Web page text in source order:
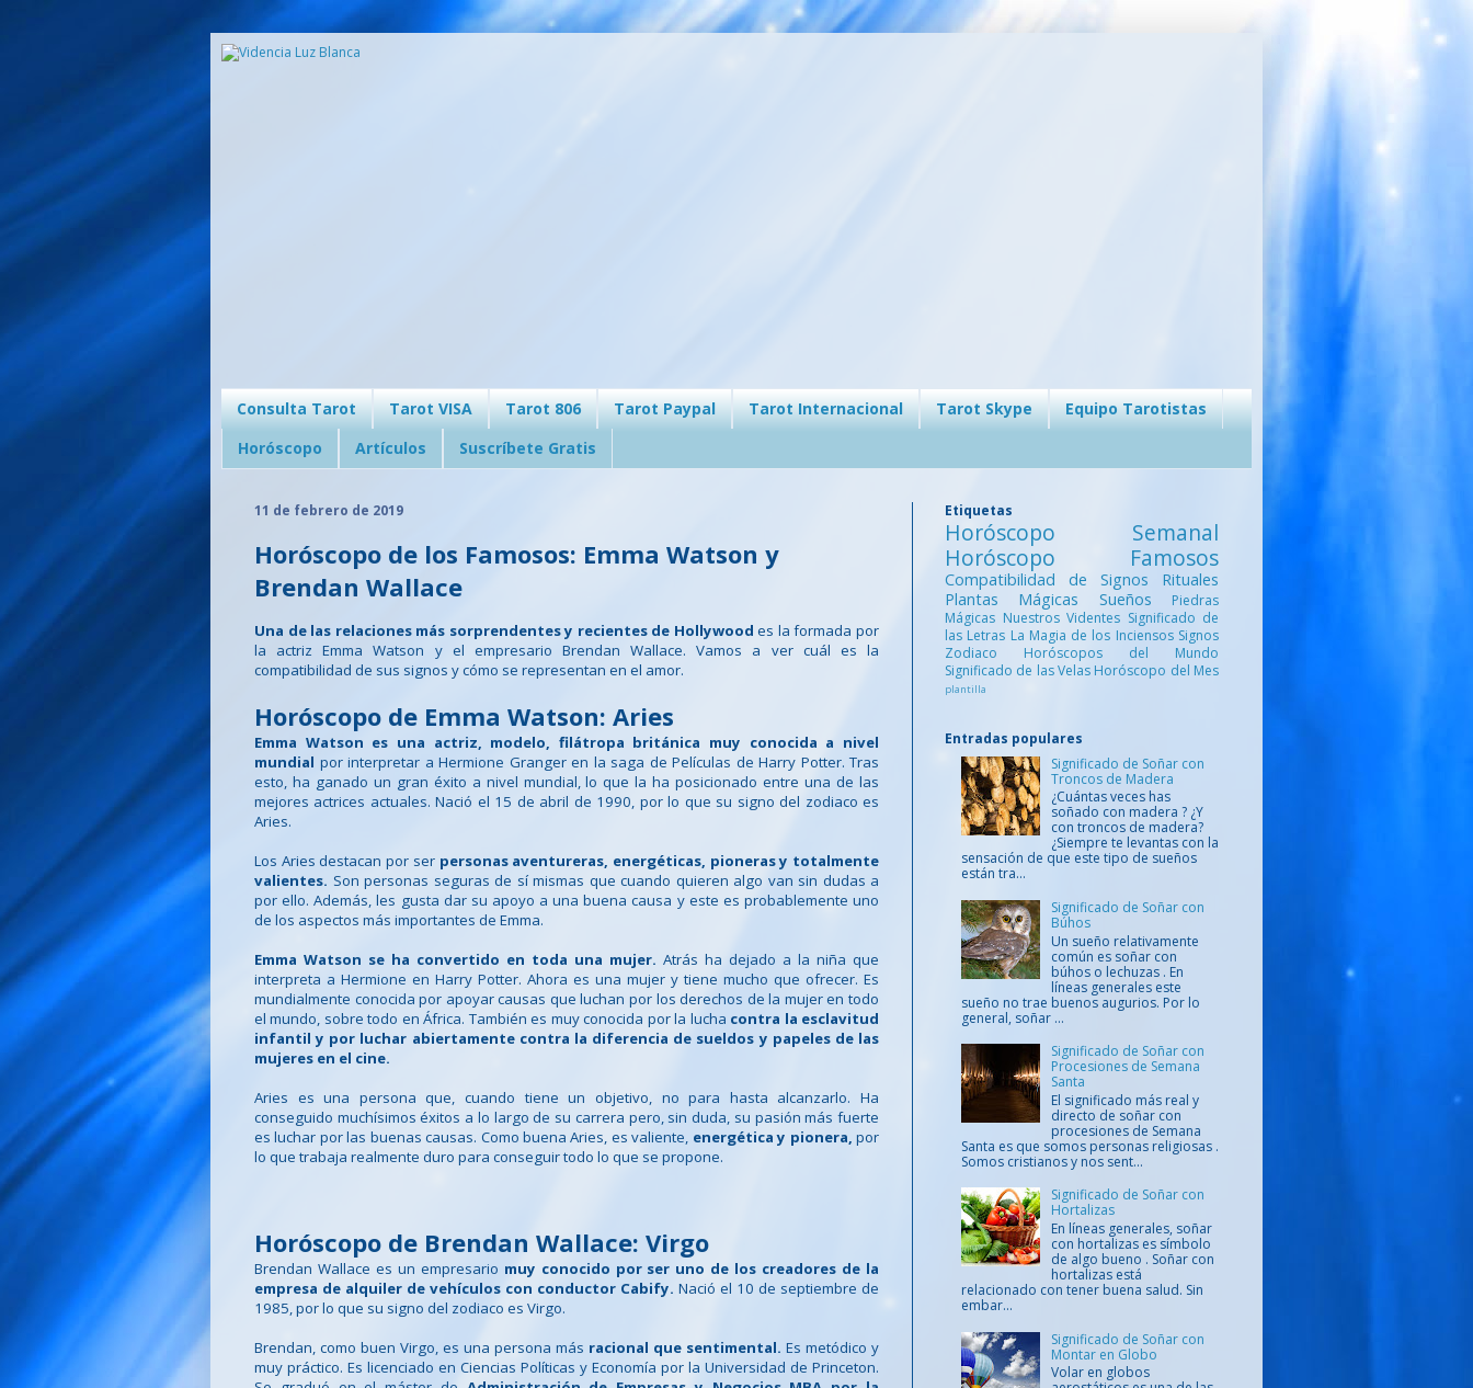
Consulta Tarot Tarot VISA Tarot 806 Tarot Paypal Tarot Internacional Tarot Skype
Equipo Tarotistas
Horóscopo
Artículos Suscríbete Gratis
11 de febrero de 2019
Horóscopo de los Famosos: Emma Watson y
Brendan Wallace
Una de las relaciones más sorprendentes y recientes de Hollywood es la formada por
la actriz Emma Watson y el empresario Brendan Wallace. Vamos a ver cuál es la
compatibilidad de sus signos y cómo se representan en el amor.
Horóscopo de Emma Watson: Aries
Emma Watson es una actriz, modelo, filátropa británica muy conocida a nivel
mundial por interpretar a Hermione Granger en la saga de Películas de Harry Potter. Tras
esto, ha ganado un gran éxito a nivel mundial, lo que la ha posicionado entre una de las
mejores actrices actuales. Nació el 15 de abril de 1990, por lo que su signo del zodiaco es
Aries.
Los Aries destacan por serpersonas aventureras, energéticas, pioneras y totalmente
valientes. Son personas seguras de sí mismas que cuando quieren algo van sin dudas a
por ello. Además, les gusta dar su apoyo a una buena causa y este es probablemente uno
de los aspectos más importantes de Emma.
Emma Watson se ha convertido en toda una mujer. Atrás ha dejado a la niña que
interpreta a Hermione en Harry Potter. Ahora es una mujer y tiene mucho que ofrecer. Es
mundialmente conocida por apoyar causas que luchan por los derechos de la mujer en todo
el mundo, sobre todo en África. También es muy conocida por la lucha contra la esclavitud
infantil y por luchar abiertamente contra la diferencia de sueldos y papeles de las
mujeres en el cine.
Aries es una persona que, cuando tiene un objetivo, no para hasta alcanzarlo. Ha
conseguido muchísimos éxitos a lo largo de su carrera pero, sin duda, su pasión más fuerte
es luchar por las buenas causas. Como buena Aries, es valiente, energética y pionera,por
lo que trabaja realmente duro para conseguir todo lo que se propone.
Horóscopo de Brendan Wallace: Virgo
Brendan Wallace es un empresario muy conocido por ser uno de los creadores de la
empresa de alquiler de vehículos con conductor Cabify. Nació el 10 de septiembre de
1985, por lo que su signo del zodiaco es Virgo.
Brendan, como buen Virgo, es una persona más racional que sentimental. Es metódico y
muy práctico. Es licenciado en Ciencias Políticas y Economía por la Universidad de Princeton.
Etiquetas
Horóscopo Semanal
Horóscopo Famosos
Compatibilidad de Signos Rituales
Plantas Mágicas Sueños
Piedras
Mágicas Nuestros Videntes Significado de
las Letras La Magia de los Inciensos Signos
Zodiaco Horóscopos del Mundo
Significado de las Velas Horóscopo del Mes
plantilla
Entradas populares
Significado de Soñar con
Troncos de Madera
¿Cuántas veces has
soñado con madera ? ¿Y
con troncos de madera?
¿Siempre te levantas con la
sensación de que este tipo de sueños
están tra...
Significado de Soñar con
Búhos
Un sueño relativamente
común es soñar con
búhos o lechuzas . En
líneas generales este
sueño no trae buenos augurios. Por lo
general, soñar ...
Significado de Soñar con
Procesiones de Semana
Santa
El significado más real y
directo de soñar con
procesiones de Semana
Santa es que somos personas religiosas .
Somos cristianos y nos sent...
Significado de Soñar con
Hortalizas
En líneas generales, soñar
con hortalizas es símbolo
de algo bueno . Soñar con
hortalizas está
relacionado con tener buena salud. Sin
embar...
Significado de Soñar con
Montar en Globo
Volar en globos